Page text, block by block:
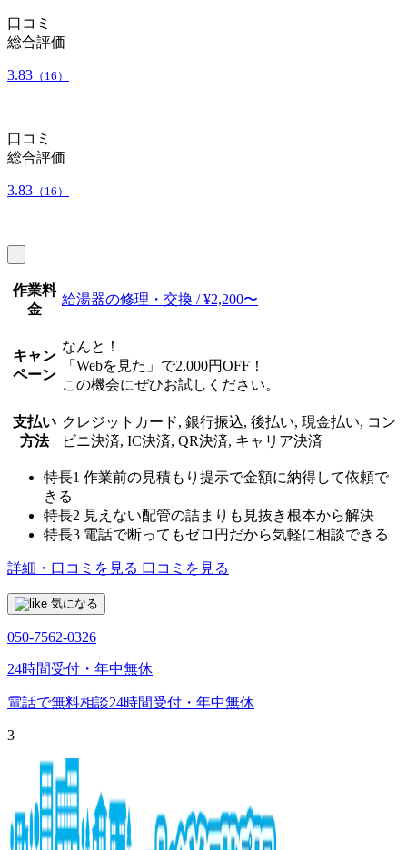
口コミ
総合評価
3.83 （16）
口コミ
総合評価
3.83 （16）
作業料
金
給湯器の修理・交換 / ¥2,200〜
キャン
ペーン
なんと！
「Webを見た」で2,000円OFF！
この機会にぜひお試しください。
支払い
方法
クレジットカード, 銀行振込, 後払い, 現金払い, コン
ビニ決済, IC決済, QR決済, キャリア決済
特長1 作業前の見積もり提示で金額に納得して依頼で
きる
特長2 見えない配管の詰まりも見抜き根本から解決
特長3 電話で断ってもゼロ円だから気軽に相談できる
詳細・口コミを見る 口コミを見る
気になる
050-7562-0326
24時間受付・年中無休
電話で無料相談24時間受付・年中無休
3